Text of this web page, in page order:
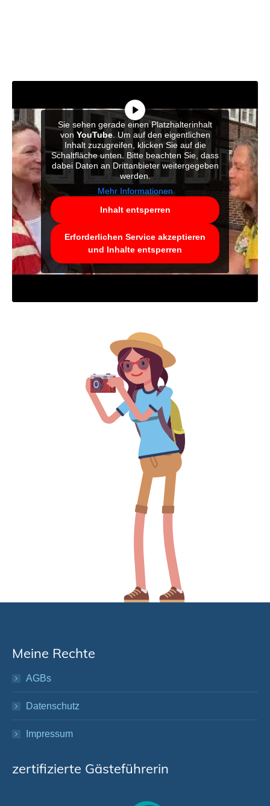
Sie sehen gerade einen Platzhalterinhalt
von YouTube. Um auf den eigentlichen
Inhalt zuzugreifen, klicken Sie auf die
Schaltfläche unten. Bitte beachten Sie, dass
dabei Daten an Drittanbieter weitergegeben
werden.
Mehr Informationen
Inhalt entsperren
Erforderlichen Service akzeptieren
und Inhalte entsperren
Meine Rechte
AGBs
Datenschutz
Impressum
zertifizierte Gästeführerin